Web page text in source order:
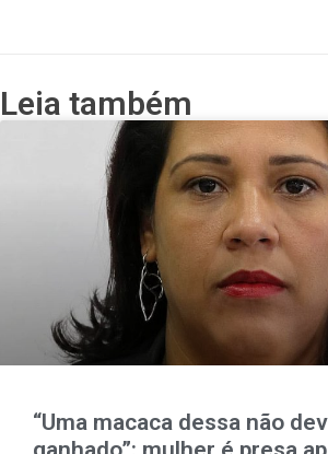
Leia também
“Uma macaca dessa não